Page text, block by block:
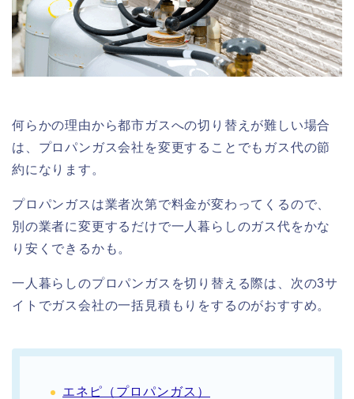
何らかの理由から都市ガスへの切り替えが難しい場合
は、プロパンガス会社を変更することでもガス代の節
約になります。
プロパンガスは業者次第で料金が変わってくるので、
別の業者に変更するだけで一人暮らしのガス代をかな
り安くできるかも。
一人暮らしのプロパンガスを切り替える際は、次の3サ
イトでガス会社の一括見積もりをするのがおすすめ。
エネピ（プロパンガス）